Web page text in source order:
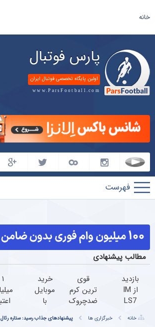
خانه
پارس فوتبال
اولین پایگاه تخصصی فوتبال ایران
www.ParsFootball.com
پارس
فوتبال
مطالب پیشنهادی
بازدید
از IM
LS7
ترین
قوی
ترین کرم
ضدچروک
تحت
خرید
موبایل
با
پی |
۱
خانه خبرگزاری ها پیشنهادهای جذاب رسید: ستاره